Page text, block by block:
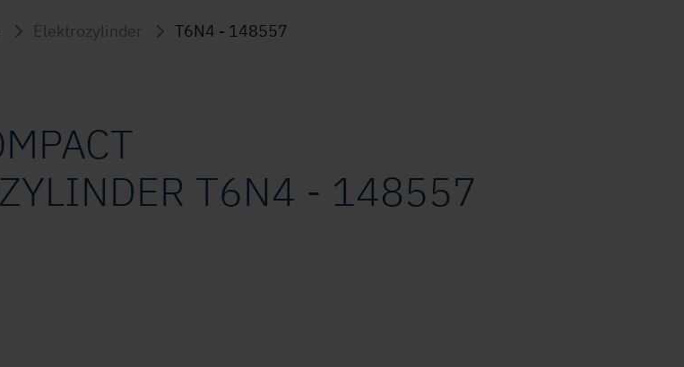
Elektrozylinder T6N4 - 148557
T6N4 - 148557